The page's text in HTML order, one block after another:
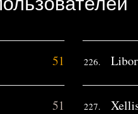
51
51
226.
227.